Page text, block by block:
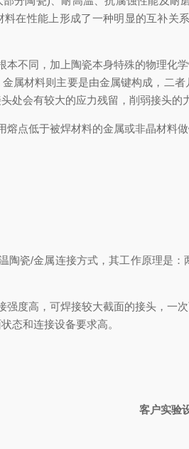
在性能上形成了一种明显的互补
本不同，加上陶瓷本身特殊的物理化
属材料则主要是由金属键构成，二
处会有较大的应力残留，削弱接头
熔点低于被焊材料的金属或非晶材料
陶瓷/金属连接方式，其工作原理是
强度高，可焊接较大截面的接头，一
态和连接设备要求高。
客户实验